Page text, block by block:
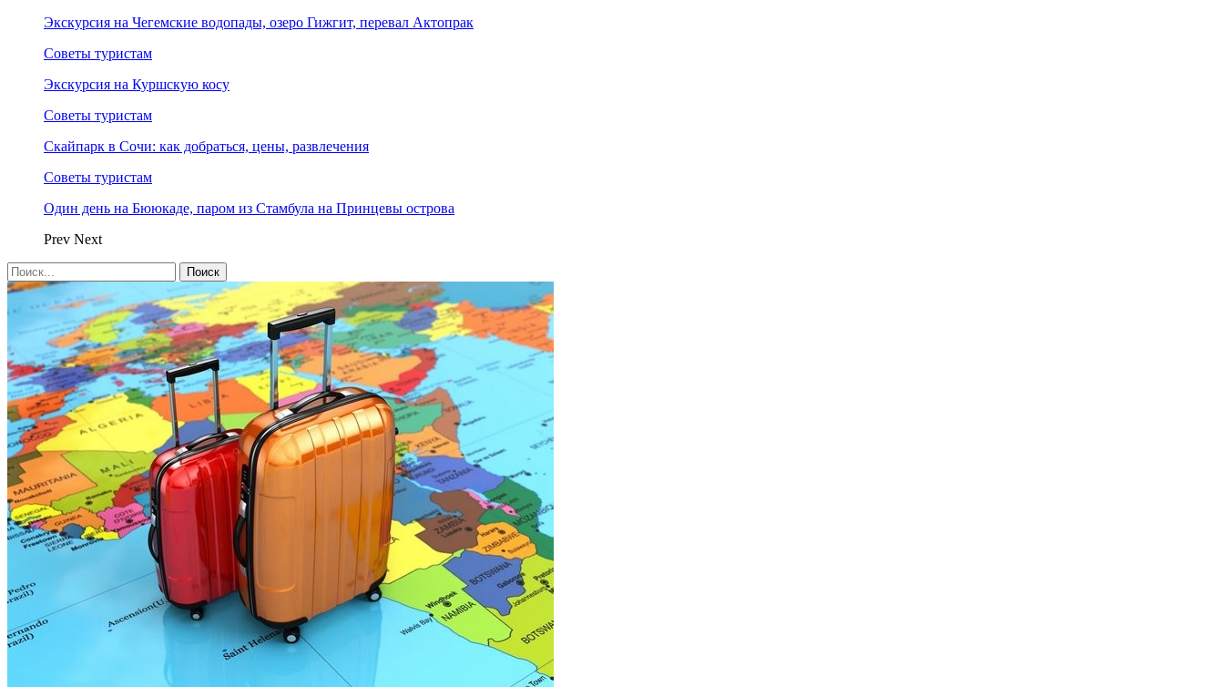
Экскурсия на Чегемские водопады, озеро Гижгит, перевал Актопрак
Советы туристам
Экскурсия на Куршскую косу
Советы туристам
Скайпарк в Сочи: как добраться, цены, развлечения
Советы туристам
Один день на Бююкаде, паром из Стамбула на Принцевы острова
Prev Next